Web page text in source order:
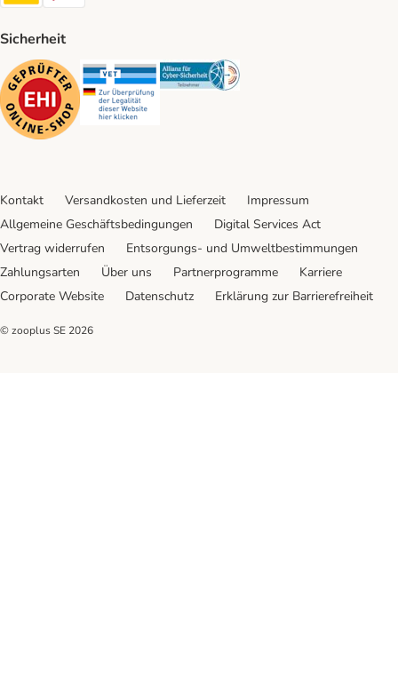
Sicherheit
Security Security Security
Kontakt Versandkosten und Lieferzeit
Impressum
Allgemeine Geschäftsbedingungen
Digital Services Act
Vertrag widerrufen
Entsorgungs- und Umweltbestimmungen
Zahlungsarten
Über uns Partnerprogramme
Karriere
Corporate Website
Datenschutz Erklärung zur Barrierefreiheit
© zooplus SE 2026